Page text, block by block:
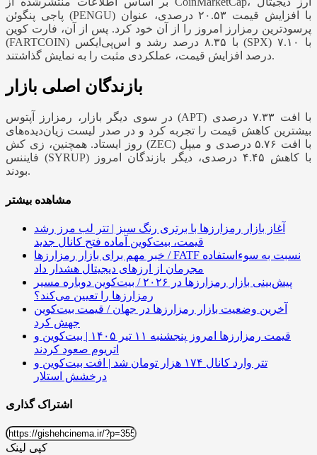
پاجی پنگوئن (PENGU) با افزایش قیمت ۲۰.۵۳ درصدی، عنوان
پرسودترین رمزارز امروز را از آن خود کرد. پس از آن، فارت کوین
(FARTCOIN) با ۸.۳۵ درصد رشد و اس‌پی‌ایکس (SPX) با ۷.۱۰
درصد افزایش قیمت، عملکردی مثبت را به نمایش گذاشتند.
بازندگان اصلی بازار
در سوی دیگر بازار، رمزارز آپتوس (APT) با افت ۷.۳۳ درصدی
بیشترین کاهش قیمت را تجربه کرد و در صدر لیست زیان‌دیده‌های
روز ایستاد. همچنین، زی کش (ZEC) با افت ۵.۷۶ درصدی و میپل
فایننس (SYRUP) با کاهش ۴.۴۵ درصدی، دیگر بازندگان امروز
بودند.
مشاهده بیشتر
آغاز بازار رمزارزها با برتری رنگ سبز | تتر لب مرز رشد
قیمت، بیت‌کوین آماده فتح کانال جدید
خبر مهم برای بازار رمزارزها / FATF نسبت به سوءاستفاده
مجرمان از ارزهای دیجیتال هشدار داد
پیش‌بینی بازار رمزارزها در ۲۰۲۶ / بیت‌کوین دوباره مسیر
رمزارزها را تعیین می‌کند؟
آخرین وضعیت بازار رمزارزها در جهان / قیمت بیت‌کوین
جهش کرد
قیمت رمزارزها امروز پنجشنبه ۱۱ تیر ۱۴۰۵ | بیت‌کوین و
اتریوم صعود کردند
تتر وارد کانال ۱۷۴ هزار تومان شد | افت بیت‌کوین و
درخشش استلار
اشتراک گذاری
کپی لینک